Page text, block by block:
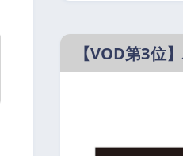
【VOD第3位